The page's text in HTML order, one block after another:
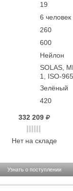
19
6 человек
260
600
Нейлон
SOLAS,
1, ISO-
Зелёный
420
332 209
Нет на складе
Узнать о поступлении